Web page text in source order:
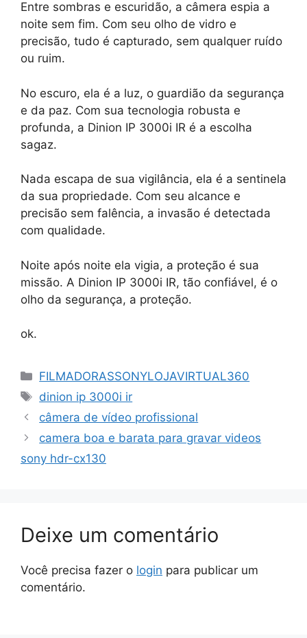
Entre sombras e escuridão, a câmera espia a
noite sem fim. Com seu olho de vidro e
precisão, tudo é capturado, sem qualquer ruído
ou ruim.
No escuro, ela é a luz, o guardião da segurança
e da paz. Com sua tecnologia robusta e
profunda, a Dinion IP 3000i IR é a escolha
sagaz.
Nada escapa de sua vigilância, ela é a sentinela
da sua propriedade. Com seu alcance e
precisão sem falência, a invasão é detectada
com qualidade.
Noite após noite ela vigia, a proteção é sua
missão. A Dinion IP 3000i IR, tão confiável, é o
olho da segurança, a proteção.
ok.
Categorias
FILMADORASSONYLOJAVIRTUAL360
Tags
dinion ip 3000i ir
câmera de vídeo profissional
camera boa e barata para gravar videos
sony hdr-cx130
Deixe um comentário
Você precisa fazer o login para publicar um
comentário.